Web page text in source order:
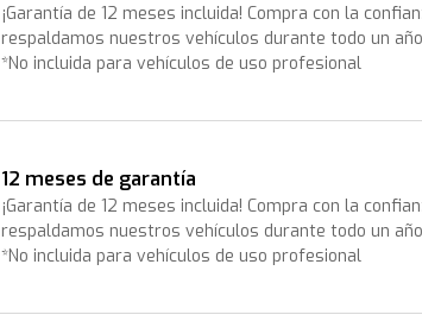
¡Garantía de 12 meses incluida! Compra con la
respaldamos nuestros vehículos durante todo un
*No incluida para vehículos de uso profesional
12 meses de garantía
¡Garantía de 12 meses incluida! Compra con la
respaldamos nuestros vehículos durante todo un
*No incluida para vehículos de uso profesional